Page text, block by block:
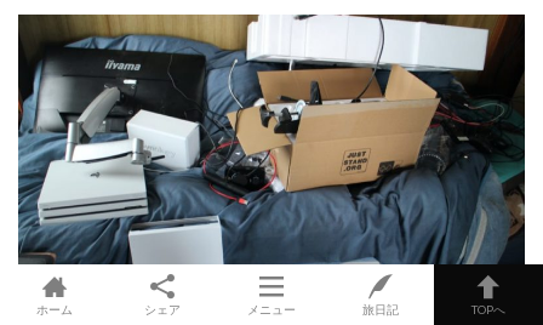
ホーム シェア メニュー 旅日記 TOPへ